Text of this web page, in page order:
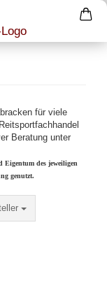
für viele
Beratung unter
des jeweiligen
genutzt.